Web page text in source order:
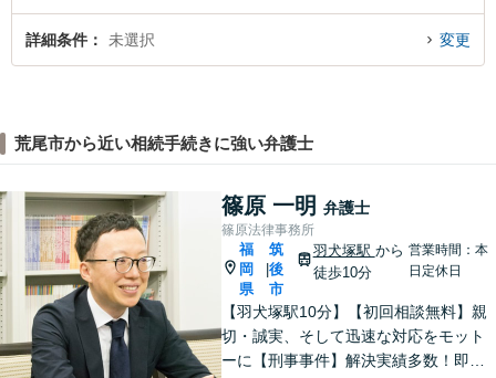
詳細条件 未選択 変更
荒尾市から近い相続手続きに強い弁護士
篠原 一明 弁護士
篠原法律事務所
福
岡
県
筑
後
市
羽犬塚駅 から
徒歩10分
営業時間：本
日定休日
【羽犬塚駅10分】【初回相談無料】親
切・誠実、そして迅速な対応をモット
ーに【刑事事件】解決実績多数！即時